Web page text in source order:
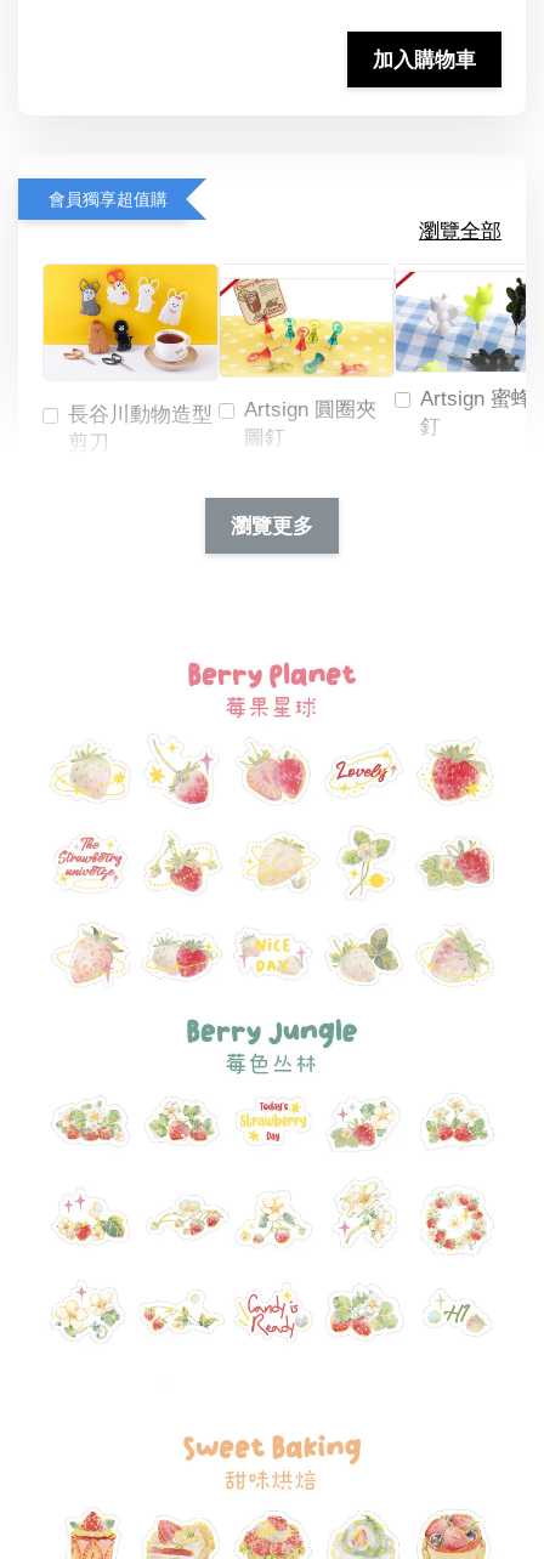
加入購物車
會員獨享超值購
瀏覽全部
長谷川動物造型
剪刀
Artsign 圓圈夾
圖釘
NT$ 19.00
NT$ 66.00
Artsign 蜜蜂
釘
瀏覽更多